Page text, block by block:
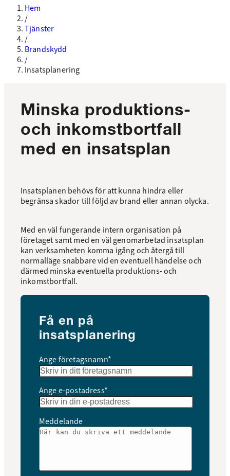
Hem
/
Tjänster
/
Brandskydd
/
Insatsplanering
Minska produktions-
och inkomstbortfall
med en insatsplan
Insatsplanen behövs för att kunna hindra eller
begränsa skador till följd av brand eller annan olycka.
Med en väl fungerande intern organisation på
företaget samt med en väl genomarbetad insatsplan
kan verksamheten komma igång och återgå till
normalläge snabbare vid en eventuell händelse och
därmed minska eventuella produktions- och
inkomstbortfall.
Få en på
insatsplanering
Ange företagsnamn*
Ange e-postadress*
Meddelande